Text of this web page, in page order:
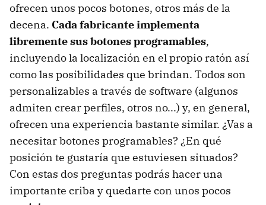
ofrecen unos pocos botones, otros más de la
decena. Cada fabricante implementa
libremente sus botones programables,
incluyendo la localización en el propio ratón así
como las posibilidades que brindan. Todos son
personalizables a través de software (algunos
admiten crear perfiles, otros no...) y, en general,
ofrecen una experiencia bastante similar. ¿Vas a
necesitar botones programables? ¿En qué
posición te gustaría que estuviesen situados?
Con estas dos preguntas podrás hacer una
importante criba y quedarte con unos pocos